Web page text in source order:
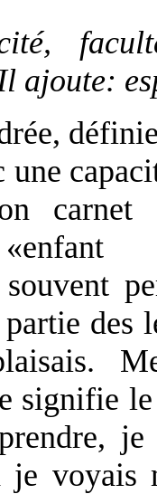
ajoute:
une
carnet
souvent
des
signifie
je voyais